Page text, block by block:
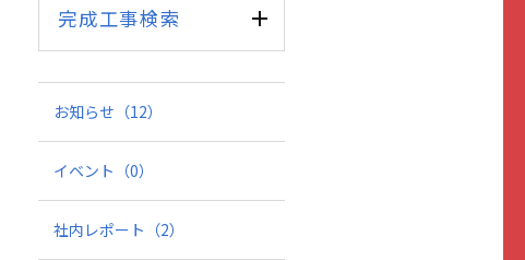
完成工事検索
お知らせ （12）
イベント （0）
社内レポート （2）